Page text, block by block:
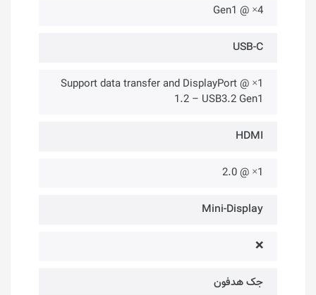
4× @ Gen1
USB-C
1× @ Support data transfer and DisplayPort
1.2 – USB3.2 Gen1
HDMI
1× @ 2.0
Mini-Display
❌
جک هدفون